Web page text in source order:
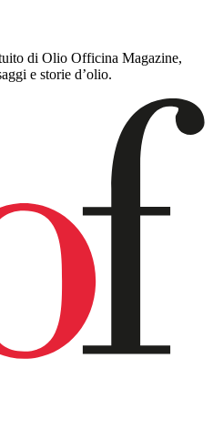
di Olio Officina Magazine,
e storie d’olio.